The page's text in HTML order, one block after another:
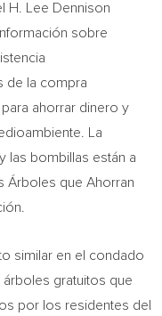
H. Lee Dennison
sobre
de la compra
ahorrar dinero y
La
las bombillas están a
Árboles que Ahorran
similar en el condado
gratuitos que
por los residentes del